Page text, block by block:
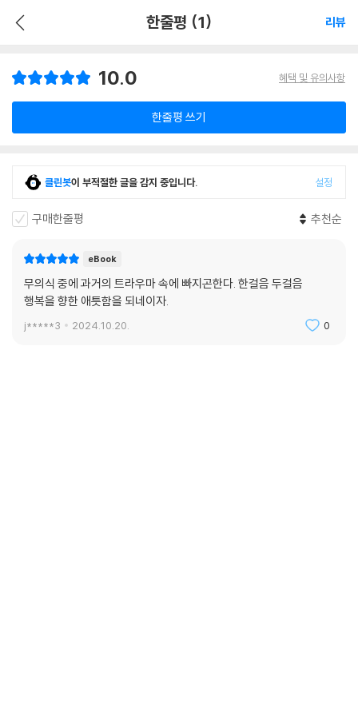
한줄평 (1) 리뷰
10.0 혜택 및 유의사항
한줄평 쓰기
클린봇이 부적절한 글을 감지 중입니다. 설정
구매한줄평 추천순
eBook
무의식 중에 과거의 트라우마 속에 빠지곤한다. 한걸음 두걸음
행복을 향한 애틋함을 되네이자.
j*****3 2024.10.20. 0